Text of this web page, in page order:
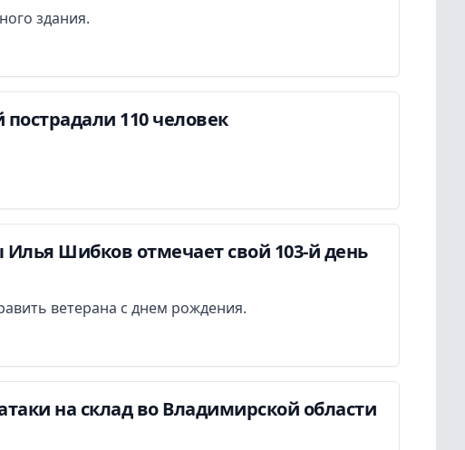
здания.
110 человек
Шибков отмечает свой 103-й день
ветерана с днем рождения.
на склад во Владимирской области